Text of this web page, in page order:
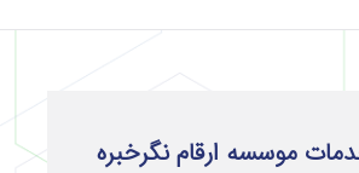
موسسه ارقام نگرخبره